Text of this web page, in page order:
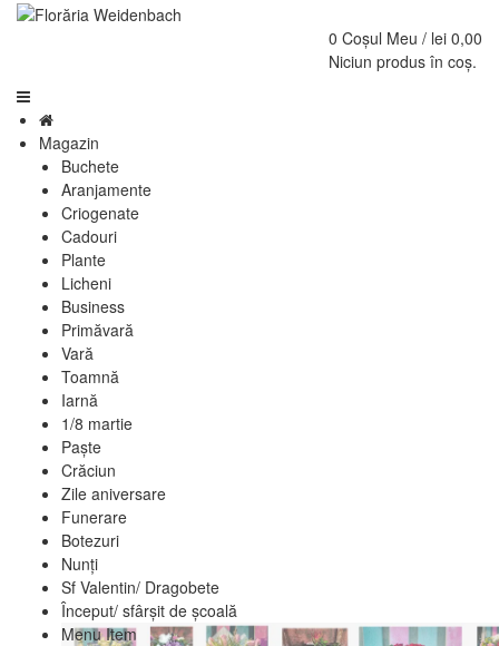
0 Coșul Meu / lei 0,00
Niciun produs în coș.
Magazin
Buchete
Aranjamente
Criogenate
Cadouri
Plante
Licheni
Business
Primăvară
Vară
Toamnă
Iarnă
1/8 martie
Paște
Crăciun
Zile aniversare
Funerare
Botezuri
Nunți
Sf Valentin/ Dragobete
Început/ sfârșit de școală
Menu Item